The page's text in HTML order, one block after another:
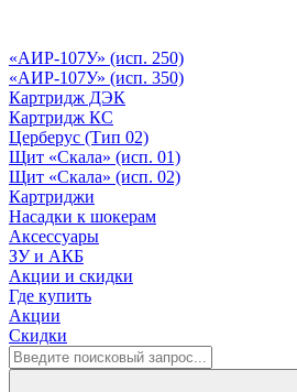
«АИР-107У» (исп. 250)
«АИР-107У» (исп. 350)
Картридж ДЭК
Картридж КС
Церберус (Тип 02)
Щит «Скала» (исп. 01)
Щит «Скала» (исп. 02)
Картриджи
Насадки к шокерам
Аксессуары
ЗУ и АКБ
Акции и скидки
Где купить
Акции
Скидки